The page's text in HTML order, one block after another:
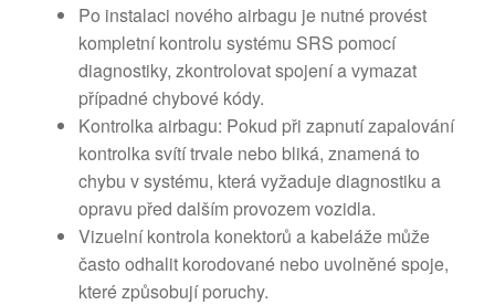
Po instalaci nového airbagu je nutné provést
kompletní kontrolu systému SRS pomocí
diagnostiky, zkontrolovat spojení a vymazat
případné chybové kódy.
Kontrolka airbagu: Pokud při zapnutí zapalování
kontrolka svítí trvale nebo bliká, znamená to
chybu v systému, která vyžaduje diagnostiku a
opravu před dalším provozem vozidla.
Vizuelní kontrola konektorů a kabeláže může
často odhalit korodované nebo uvolněné spoje,
které způsobují poruchy.